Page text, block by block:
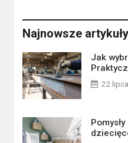
Najnowsze artykuły
Jak
22